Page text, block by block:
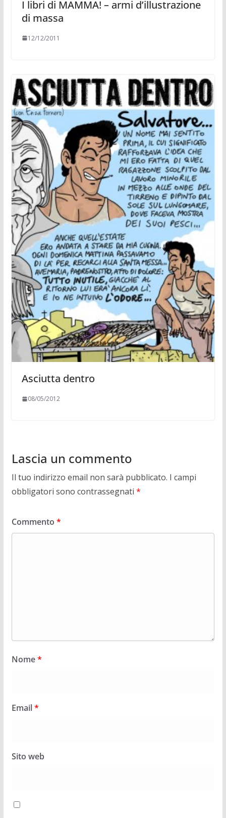
I libri di MAMMA! – armi d’illustrazione
di massa
12/12/2011
Asciutta dentro
08/05/2012
Lascia un commento
Il tuo indirizzo email non sarà pubblicato. I campi
obbligatori sono contrassegnati *
Commento *
Nome*
Email*
Sito web